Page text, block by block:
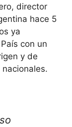
director
hace 5
ya
con un
y de